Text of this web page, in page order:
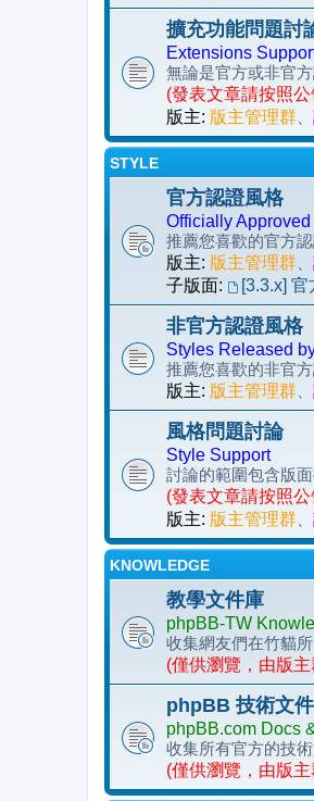
擴充功能問題討
Extensions
無論是官方或非官
(發表文章請按照
版主: 版主管理群、
STYLE
官方認證風格
Officially
推薦您喜歡的官方
版主: 版主管理群、
子版面:
[3.3.x]
非官方認證風格
Styles Released
推薦您喜歡的非官
版主: 版主管理群、
風格問題討論
Style Support
討論的範圍包含版
(發表文章請按照
版主: 版主管理群、
KNOWLEDGE
教學文件庫
phpBB-TW
收集網友們在竹貓
(僅供瀏覽，由版
phpBB 技術文
phpBB.com Docs
收集所有官方的技
(僅供瀏覽，由版